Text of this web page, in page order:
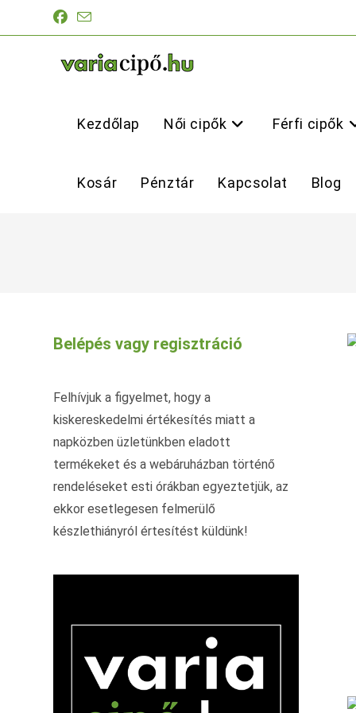
Kezdőlap Női cipők Férfi cipők
Kosár Pénztár Kapcsolat Blog
Belépés vagy regisztráció
Felhívjuk a figyelmet, hogy a
kiskereskedelmi értékesítés miatt a
napközben üzletünkben eladott
termékeket és a webáruházban történő
rendeléseket esti órákban egyeztetjük, az
ekkor esetlegesen felmerülő
készlethiányról értesítést küldünk!